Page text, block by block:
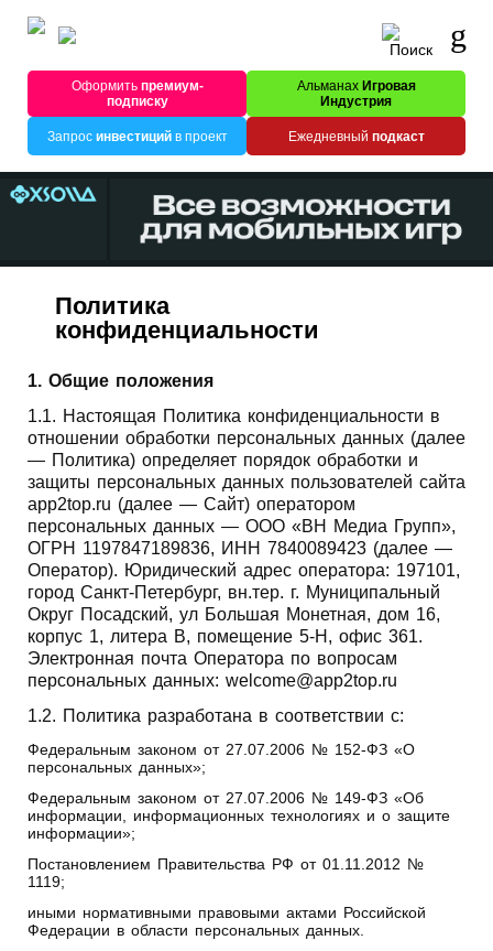
Оформитьпремиум-
подписку
Альманах Игровая
Индустрия
Запрос инвестицийв проект Ежедневный подкаст
Политика
конфиденциальности
1. Общие положения
1.1. Настоящая Политика конфиденциальности в
отношении обработки персональных данных (далее
— Политика) определяет порядок обработки и
защиты персональных данных пользователей сайта
app2top.ru (далее — Сайт) оператором
персональных данных — ООО «ВН Медиа Групп»,
ОГРН 1197847189836, ИНН 7840089423 (далее —
Оператор). Юридический адрес оператора: 197101,
город Санкт-Петербург, вн.тер. г. Муниципальный
Округ Посадский, ул Большая Монетная, дом 16,
корпус 1, литера В, помещение 5-Н, офис 361.
Электронная почта Оператора по вопросам
персональных данных: welcome@app2top.ru
1.2. Политика разработана в соответствии с:
Федеральным законом от 27.07.2006 № 152‑ФЗ «О
персональных данных»;
Федеральным законом от 27.07.2006 № 149‑ФЗ «Об
информации, информационных технологиях и о защите
информации»;
Постановлением Правительства РФ от 01.11.2012 №
1119;
иными нормативными правовыми актами Российской
Федерации в области персональных данных.